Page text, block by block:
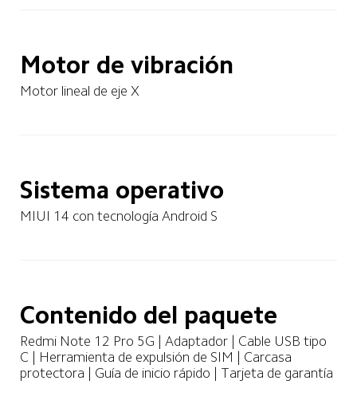
Motor de vibración
Motor lineal de eje X
MIUI 14 con tecnología Android S
Contenido del paquete
Redmi Note 12 Pro 5G | Adaptador | Cable USB tipo
C | Herramienta de expulsión de SIM | Carcasa
protectora | Guía de inicio rápido | Tarjeta de garantía